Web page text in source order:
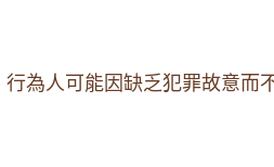
為人可能因缺乏犯罪故意而